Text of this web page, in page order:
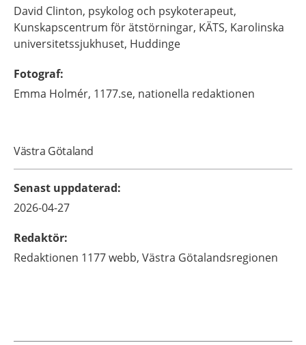
David Clinton, psykolog och psykoterapeut,
Kunskapscentrum för ätstörningar, KÄTS, Karolinska
universitetssjukhuset, Huddinge
Fotograf:
Emma Holmér, 1177.se, nationella redaktionen
Västra Götaland
Senast uppdaterad:
2026-04-27
Redaktör:
Redaktionen 1177 webb, Västra Götalandsregionen